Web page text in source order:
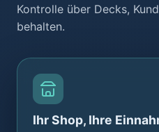
Kontrolle über Decks,
behalten.
Ihr Shop, Ihre